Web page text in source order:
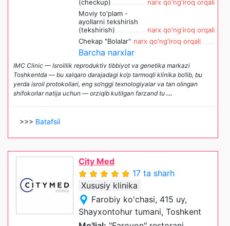
(checkup)
narx qo'ng'iroq orqali
Moviy to'plam -
ayollarni tekshirish
(tekshirish)
narx qo'ng'iroq orqali
Chekap "Bolalar" narx qo'ng'iroq orqali
Barcha narxlar
IMC Clinic — Isroillik reproduktiv tibbiyot va genetika markazi
Toshkentda — bu xalqaro darajadagi ko‘p tarmoqli klinika bo‘lib, bu
yerda isroil protokollari, eng so‘nggi texnologiyalar va tan olingan
shifokorlar natija uchun — orziqib kutilgan farzand tu ...
>>> Batafsil
City Med
17 ta sharh
Xususiy klinika
Farobiy ko'chasi, 415 uy,
Shayxontohur tumani, Toshkent